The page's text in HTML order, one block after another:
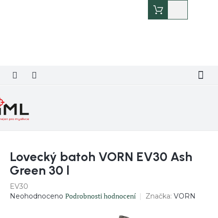
košík
Lovecký batoh VORN EV30 Ash
Green 30 l
EV30
Průměrné
Neohodnoceno Podrobnosti hodnocení Značka: VORN